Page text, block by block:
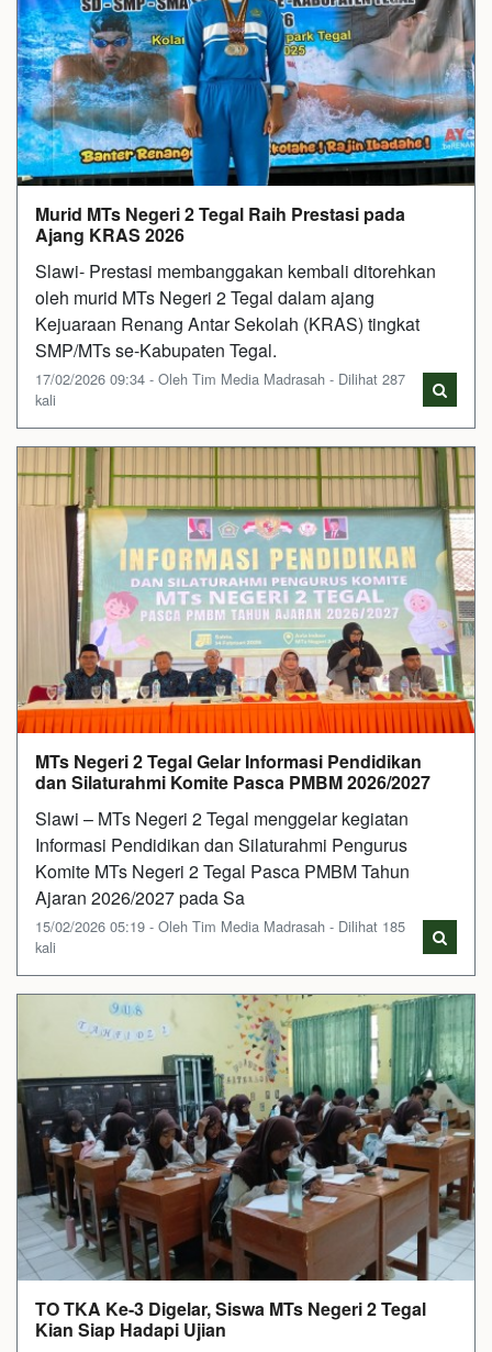
Murid MTs Negeri 2 Tegal Raih Prestasi pada
Ajang KRAS 2026
Slawi- Prestasi membanggakan kembali ditorehkan
oleh murid MTs Negeri 2 Tegal dalam ajang
Kejuaraan Renang Antar Sekolah (KRAS) tingkat
SMP/MTs se-Kabupaten Tegal.
17/02/2026 09:34 - Oleh Tim Media Madrasah - Dilihat 287
kali
MTs Negeri 2 Tegal Gelar Informasi Pendidikan
dan Silaturahmi Komite Pasca PMBM 2026/2027
Slawi – MTs Negeri 2 Tegal menggelar kegiatan
Informasi Pendidikan dan Silaturahmi Pengurus
Komite MTs Negeri 2 Tegal Pasca PMBM Tahun
Ajaran 2026/2027 pada Sa
15/02/2026 05:19 - Oleh Tim Media Madrasah - Dilihat 185
kali
TO TKA Ke-3 Digelar, Siswa MTs Negeri 2 Tegal
Kian Siap Hadapi Ujian